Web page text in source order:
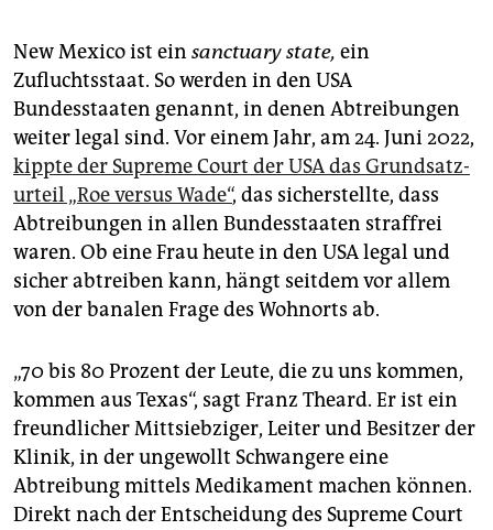
New Mexico ist ein sanctuary state, ein
Zufluchtsstaat. So werden in den USA
Bundesstaaten genannt, in denen Abtreibungen
weiter legal sind. Vor einem Jahr, am 24. Juni 2022,
kippte der Supreme Court der USA das Grundsatz­
urteil „Roe versus Wade“, das sicherstellte, dass
Abtreibungen in allen Bundesstaaten straffrei
waren. Ob eine Frau heute in den USA legal und
sicher abtreiben kann, hängt seitdem vor allem
von der banalen Frage des Wohnorts ab.
„70 bis 80 Prozent der Leute, die zu uns kommen,
kommen aus Texas“, sagt Franz Theard. Er ist ein
freundlicher Mittsiebziger, Leiter und Besitzer der
Klinik, in der ungewollt Schwangere eine
Abtreibung mittels Medikament machen können.
Direkt nach der Entscheidung des Supreme Court